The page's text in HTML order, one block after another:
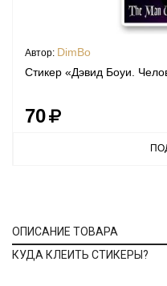
Автор: DimBo
Стикер «Дэвид Боуи.
70
ОПИСАНИЕ ТОВАРА
КУДА КЛЕИТЬ СТИКЕРЫ?